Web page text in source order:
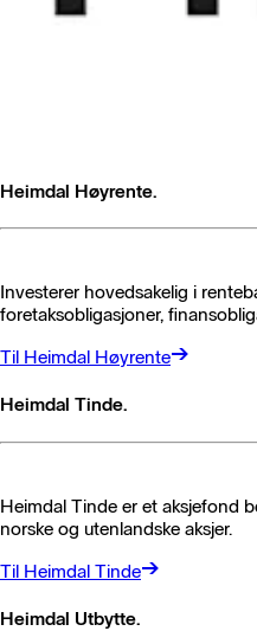
Heimdal Høyrente.
Investerer hovedsakelig i
foretaksobligasjoner,
Til Heimdal Høyrente
Heimdal Tinde.
Heimdal Tinde er et aksjefond
norske og utenlandske aksjer.
Til Heimdal Tinde
Heimdal Utbytte.